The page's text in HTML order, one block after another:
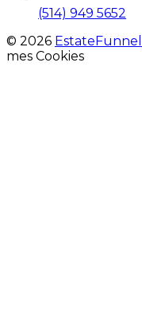
(514) 949 5652
© 2026 EstateFunnel
mes Cookies